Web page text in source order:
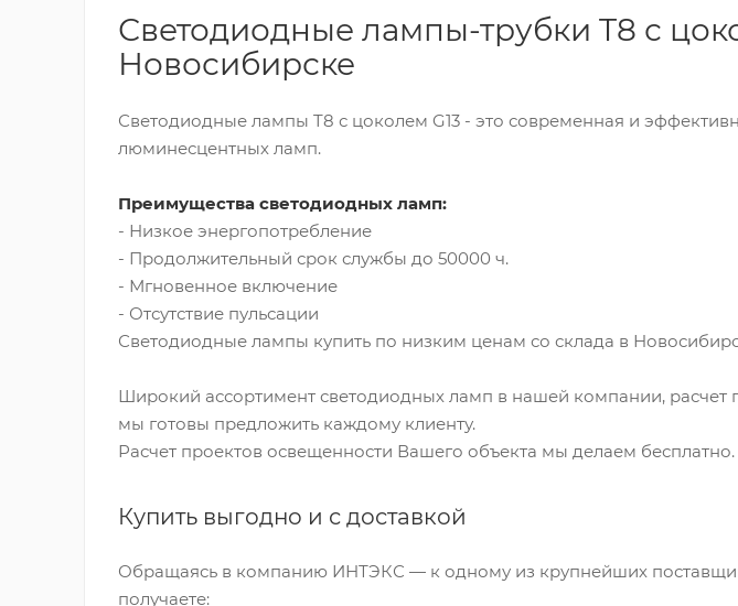
Светодиодные лампы-трубки T8 с
Новосибирске
Светодиодные лампы T8 с цоколем G13 - это современная и
люминесцентных ламп.
Преимущества светодиодных ламп:
- Низкое энергопотребление
- Продолжительный срок службы до 50000 ч.
- Мгновенное включение
- Отсутствие пульсации
Светодиодные лампы купить по низким ценам со склада в
Широкий ассортимент светодиодных ламп в нашей компании, расчет
мы готовы предложить каждому клиенту.
Расчет проектов освещенности Вашего объекта мы делаем бесплатно.
Купить выгодно и с доставкой
Обращаясь в компанию ИНТЭКС — к одному из крупнейших
получаете: